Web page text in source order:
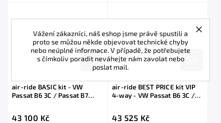
Vážení zákazníci, náš eshop jsme právě spustili a
proto se můžou někde objevovat technické chyby
nebo neúplné informace. V případě, že potřebujete
s čímkoliv poradit neváhejte nám zavolat nebo
poslat mail.
air-ride BASIC kit - VW
Passat B6 3C / Passat B7
43 100 Kč
air-ride BEST PRICE kit VIP
4-way - VW Passat B6 3C /
43 525 Kč